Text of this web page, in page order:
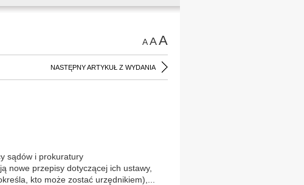
AAA
NASTĘPNY ARTYKUŁ Z WYDANIA
sądów i prokuratury
nowe przepisy dotyczącej ich ustawy,
kto może zostać urzędnikiem),...